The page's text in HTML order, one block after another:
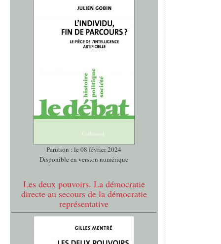
Parution : le 08 février 2024
Disponible en version numérique
Les deux pouvoirs. La démocratie
directe au secours de la démocratie
représentative